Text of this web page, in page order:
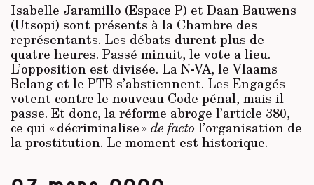
Isabelle Jaramillo (Espace P) et Daan Bauwens
(Utsopi) sont présents à la Chambre des
représentants. Les débats durent plus de
quatre heures. Passé minuit, le vote a lieu.
L’opposition est divisée. La N-VA, le Vlaams
Belang et le PTB s’abstiennent. Les Engagés
votent contre le nouveau Code pénal, mais il
passe. Et donc, la réforme abroge l’article 380,
ce qui « décriminalise » de facto l’organisation de
la prostitution. Le moment est historique.